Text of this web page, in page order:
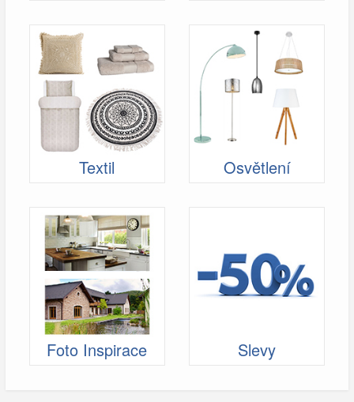
Textil Osvětlení
Foto Inspirace Slevy